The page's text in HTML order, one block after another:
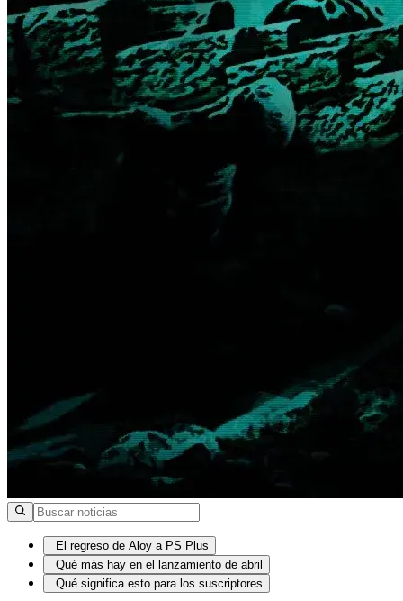
El regreso de Aloy a PS Plus
Qué más hay en el lanzamiento de abril
Qué significa esto para los suscriptores